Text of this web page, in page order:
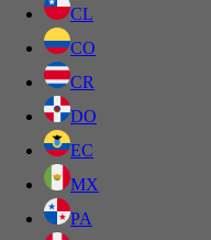
CL
CO
CR
DO
EC
MX
PA